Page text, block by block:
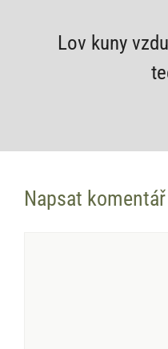
Lov kuny
Napsat komentář